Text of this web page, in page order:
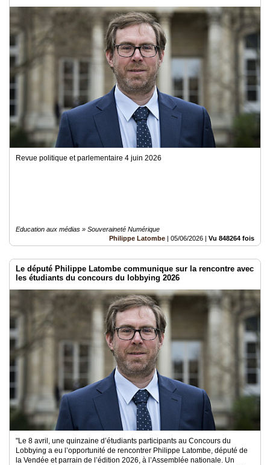
Annuaire
Agenda
Nos
Partenaires
Accès
éditeur
Accès
administration
boutique
Revue politique et parlementaire 4 juin 2026
Education aux médias » Souveraineté Numérique
Philippe Latombe | 05/06/2026 | Vu 848264 fois
Le député Philippe Latombe communique sur la rencontre avec
les étudiants du concours du lobbying 2026
"Le 8 avril, une quinzaine d’étudiants participants au Concours du
Lobbying a eu l’opportunité de rencontrer Philippe Latombe, député de
la Vendée et parrain de l’édition 2026, à l’Assemblée nationale. Un